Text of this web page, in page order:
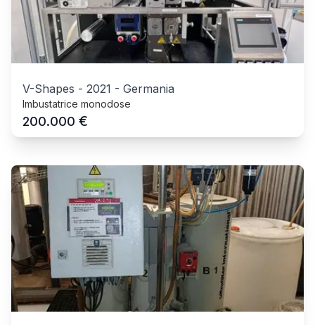
V-Shapes - 2021 - Germania
Imbustatrice monodose
200.000 €